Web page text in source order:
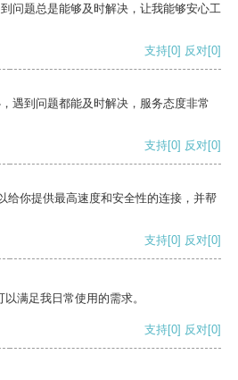
问题总是能够及时解决，让我能够安心工
支持[0] 反对[0]
遇到问题都能及时解决，服务态度非常
支持[0] 反对[0]
给你提供最高速度和安全性的连接，并帮
支持[0] 反对[0]
满足我日常使用的需求。
支持[0] 反对[0]